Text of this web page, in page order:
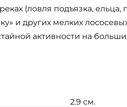
(ловля подъязка, ельца,
и других мелких
активности на
2.9 см.